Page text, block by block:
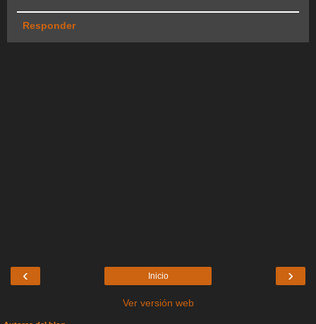
Responder
‹ ›
Inicio
Ver versión web